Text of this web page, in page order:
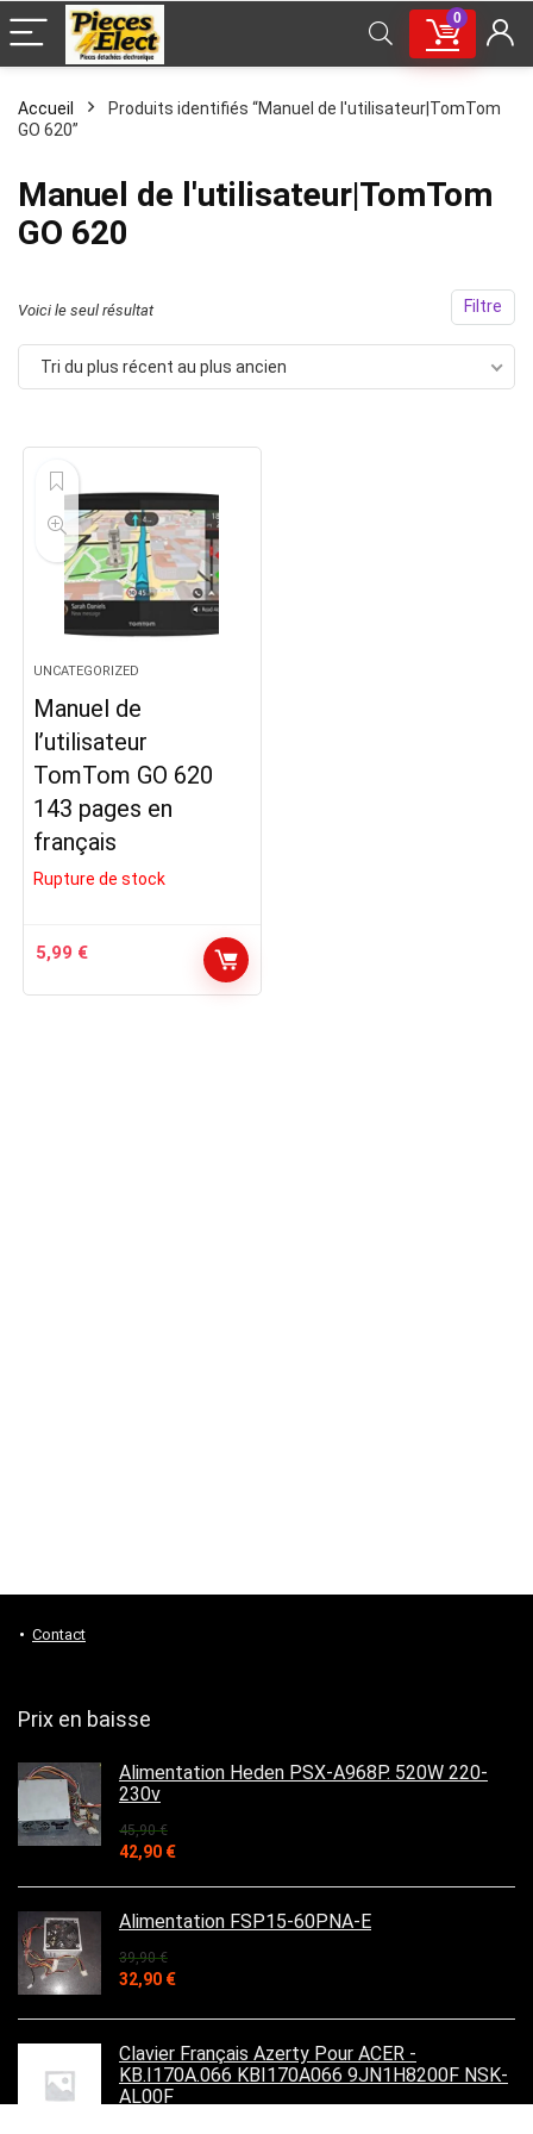
0
Accueil
Produits identifiés “Manuel de l'utilisateur|TomTom
GO 620”
Manuel de l'utilisateur|TomTom
GO 620
Filtre
Voici le seul résultat
Tri du plus récent au plus ancien
UNCATEGORIZED
Manuel de
l’utilisateur
TomTom GO 620
143 pages en
français
Rupture de stock
5,99 €
Contact
Prix en baisse
Alimentation Heden PSX-A968P. 520W 220-
230v
45,90€
Le
initial
était :
45,90 €.
42,90 €Le
actuel
est :
42,90 €.
Alimentation FSP15-60PNA-E
39,90€
Le
initial
était :
39,90 €.
32,90 €Le
actuel
est :
32,90 €.
Clavier Français Azerty Pour ACER -
KB.I170A.066 KBI170A066 9JN1H8200F NSK-
AL00F